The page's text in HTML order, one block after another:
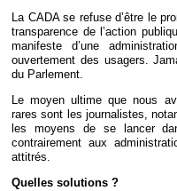
La CADA se refuse d’être le
transparence de l’action
manifeste d’une
ouvertement des usagers.
du Parlement.
Le moyen ultime que nous
rares sont les journalistes,
les moyens de se lancer
contrairement aux
attitrés.
Quelles solutions ?